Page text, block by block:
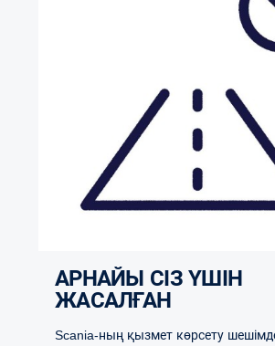
АРНАЙЫ СІЗ ҮШІН
ЖАСАЛҒАН
Scania-ның қызмет көрсету